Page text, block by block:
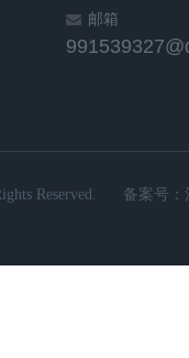
邮箱
Reserved. 备案号：